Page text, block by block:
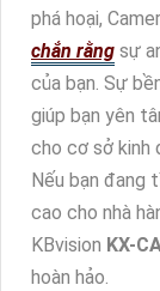
phá hoại,
chắn rằng sự
của bạn. Sự
giúp bạn yên
cho cơ sở kinh
Nếu bạn đang
cao cho nhà
KBvision KX-
hoàn hảo.